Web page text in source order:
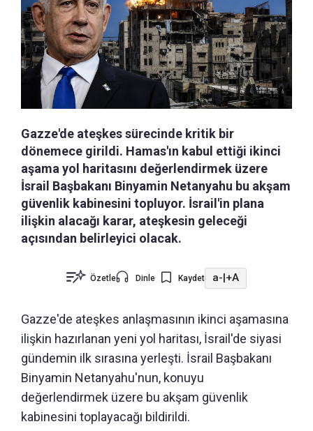
Gazze'de ateşkes sürecinde kritik bir
dönemece girildi. Hamas'ın kabul ettiği ikinci
aşama yol haritasını değerlendirmek üzere
İsrail Başbakanı Binyamin Netanyahu bu akşam
güvenlik kabinesini topluyor. İsrail'in plana
ilişkin alacağı karar, ateşkesin geleceği
açısından belirleyici olacak.
Özetle Dinle Kaydet a-|+A
Gazze'de ateşkes anlaşmasının ikinci aşamasına
ilişkin hazırlanan yeni yol haritası, İsrail'de siyasi
gündemin ilk sırasına yerleşti. İsrail Başbakanı
Binyamin Netanyahu'nun, konuyu
değerlendirmek üzere bu akşam güvenlik
kabinesini toplayacağı bildirildi.